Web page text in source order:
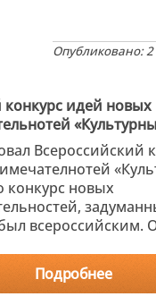
Опубликовано:
конкурс идей новых
Всероссийский
конкурс новых
всероссийским.
Подробнее